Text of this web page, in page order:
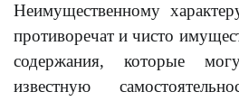
Неимущественному
противоречат и чисто
содержания, которые
известную